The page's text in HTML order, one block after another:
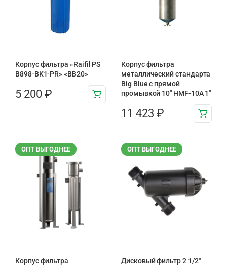
Корпус фильтра «Raifil PS
B898-BK1-PR» «BB20»
5 200 ₽
Корпус фильтра
металлический стандарта
Big Blue с прямой
промывкой 10″ HMF-10A 1″
11 423 ₽
ОПТ ВЫГОДНЕЕ
Корпус фильтра
ОПТ ВЫГОДНЕЕ
Дисковый фильтр 2 1/2″